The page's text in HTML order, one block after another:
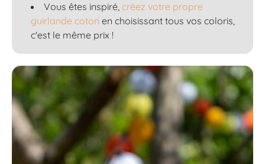
Vous êtes inspiré, créez votre propre
guirlande coton en choisissant tous vos coloris,
c'est le même prix !